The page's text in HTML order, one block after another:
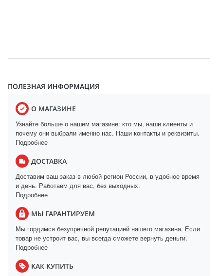
ПОЛЕЗНАЯ ИНФОРМАЦИЯ
О МАГАЗИНЕ
Узнайте больше о нашем магазине: кто мы, наши клиенты и
почему они выбрали именно нас. Наши контакты и реквизиты.
Подробнее
ДОСТАВКА
Доставим ваш заказ в любой регион России, в удобное время
и день. Работаем для вас, без выходных.
Подробнее
МЫ ГАРАНТИРУЕМ
Мы гордимся безупречной репутацией нашего магазина. Если
товар не устроит вас, вы всегда сможете вернуть деньги.
Подробнее
КАК КУПИТЬ